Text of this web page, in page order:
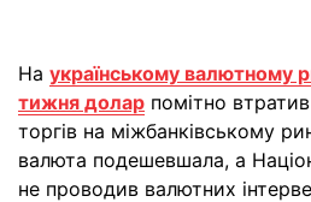
На українському валютному
тижня долар помітно
торгів на міжбанківському
валюта подешевшала, а
не проводив валютних